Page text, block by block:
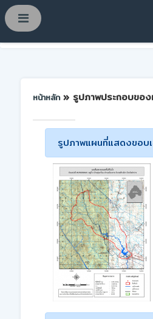
หน้าหลัก » รูปภาพประกอบขอ
รูปภาพแผนที่แสดงขอบ